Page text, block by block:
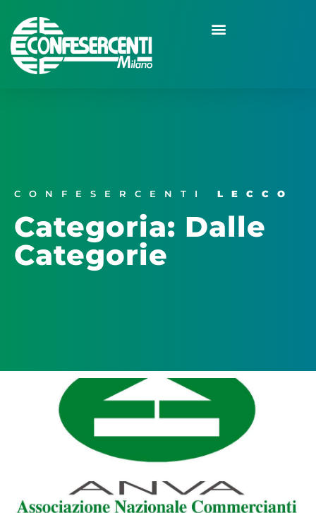
CONFESERCENTI LECCO
Categoria: Dalle
Categorie